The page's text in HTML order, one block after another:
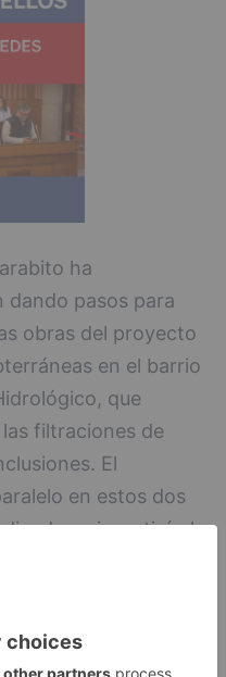
ha
dando pasos para
obras del proyecto
en el barrio
que
filtraciones de
El
en estos dos
se invertirá el